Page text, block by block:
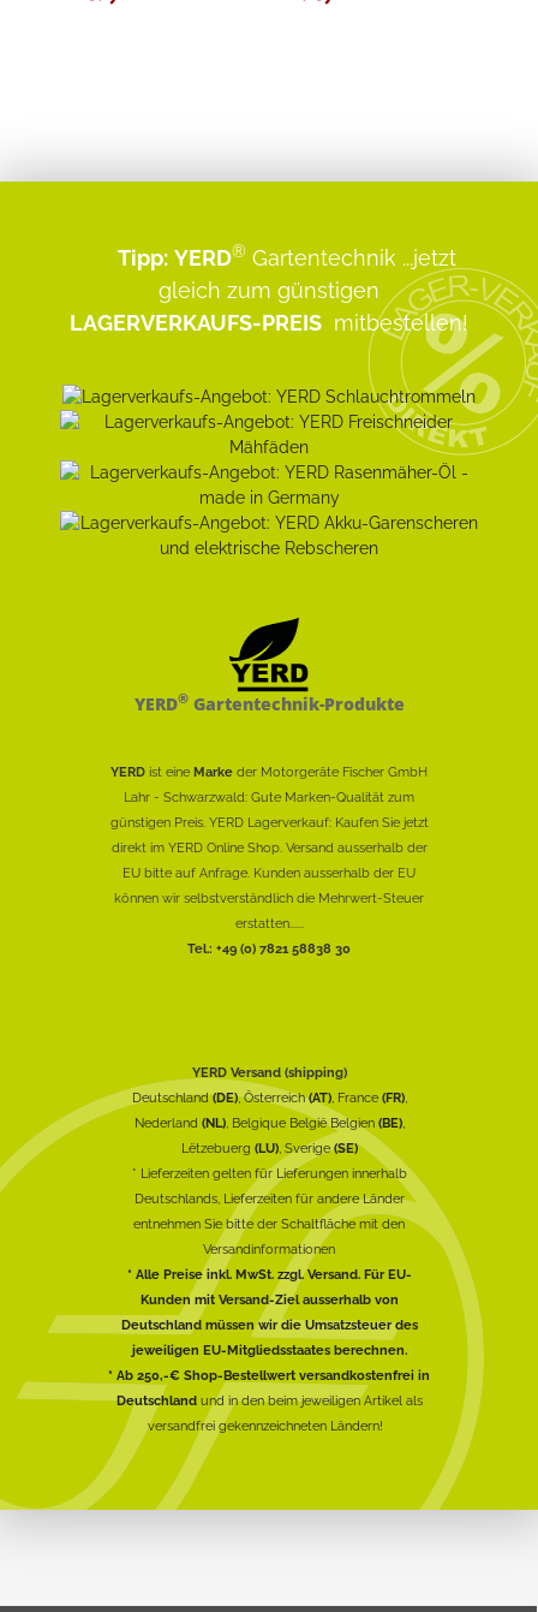
Tipp: YERD® Gartentechnik ...jetzt
gleich zum günstigen
LAGERVERKAUFS-PREIS mitbestellen!
YERD®Gartentechnik-Produkte
YERD ist eine Marke der Motorgeräte Fischer GmbH
Lahr - Schwarzwald: Gute Marken-Qualität zum
günstigen Preis. YERD Lagerverkauf: Kaufen Sie jetzt
direkt im YERD Online Shop. Versand ausserhalb der
EU bitte auf Anfrage. Kunden ausserhalb der EU
können wir selbstverständlich die Mehrwert-Steuer
erstatten......
Tel.: +49 (0) 7821 58838 30
YERD Versand (shipping)
Deutschland(DE), Österreich(AT), France (FR),
Nederland (NL), Belgique België Belgien (BE),
Lëtzebuerg (LU), Sverige(SE)
* Lieferzeiten gelten für Lieferungen innerhalb
Deutschlands, Lieferzeiten für andere Länder
entnehmen Sie bitte der Schaltfläche mit den
Versandinformationen
* Alle Preise inkl. MwSt. zzgl. Versand. Für EU-
Kunden mit Versand-Ziel ausserhalb von
Deutschland müssen wir die Umsatzsteuer des
jeweiligen EU-Mitgliedsstaates berechnen.
* Ab 250,-€ Shop-Bestellwert versandkostenfrei in
Deutschlandund in den beim jeweiligen Artikel als
versandfrei gekennzeichneten Ländern!